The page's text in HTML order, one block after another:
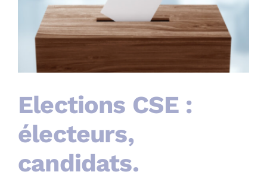
Elections CSE :
électeurs,
candidats.